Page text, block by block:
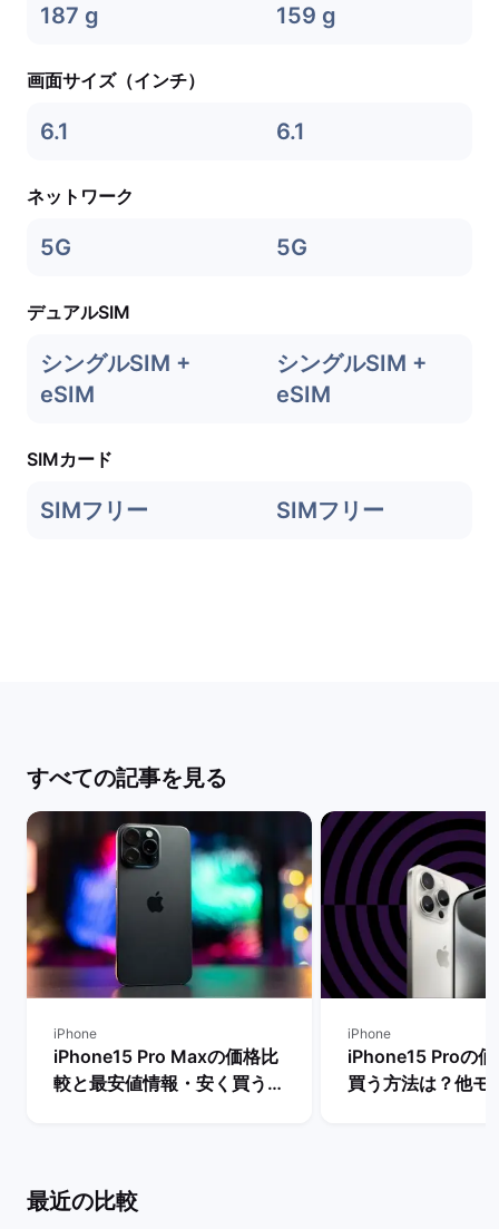
187 g 159 g
画面サイズ（インチ）
6.1 6.1
ネットワーク
5G 5G
デュアルSIM
シングルSIM +
eSIM
シングルSIM +
eSIM
SIMカード
SIMフリー SIMフリー
すべての記事を見る
iPhone
iPhone15 Pro Maxの価格比
較と最安値情報・安く買う方
iPhone
iPhone15 Proの
買う方法は？他モ
最近の比較